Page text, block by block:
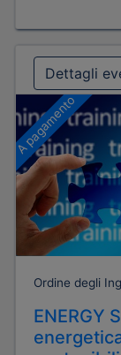
Dettagli
A pagamento
Ordine degli
ENERGY